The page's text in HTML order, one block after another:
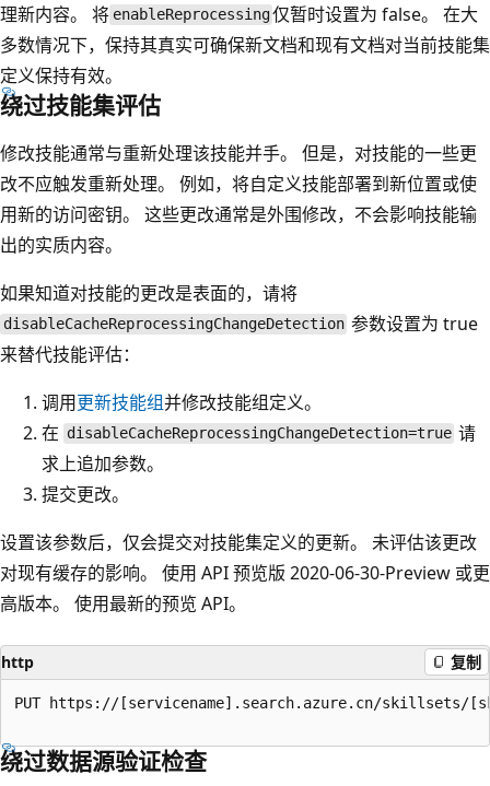
理新内容。 将 enableReprocessing仅暂时设置为 false。 在大
多数情况下，保持其真实可确保新文档和现有文档对当前技能集
定义保持有效。
绕过技能集评估
修改技能通常与重新处理该技能并手。 但是，对技能的一些更
改不应触发重新处理。 例如，将自定义技能部署到新位置或使
用新的访问密钥。 这些更改通常是外围修改，不会影响技能输
出的实质内容。
如果知道对技能的更改是表面的，请将
disableCacheReprocessingChangeDetection 参数设置为 true
来替代技能评估：
调用更新技能组并修改技能组定义。
在 disableCacheReprocessingChangeDetection=true 请
求上追加参数。
提交更改。
设置该参数后，仅会提交对技能集定义的更新。 未评估该更改
对现有缓存的影响。 使用 API 预览版 2020-06-30-Preview 或更
高版本。 使用最新的预览 API。
http 复制
PUT https://[servicename].search.azure.cn/skillsets/
绕过数据源验证检查